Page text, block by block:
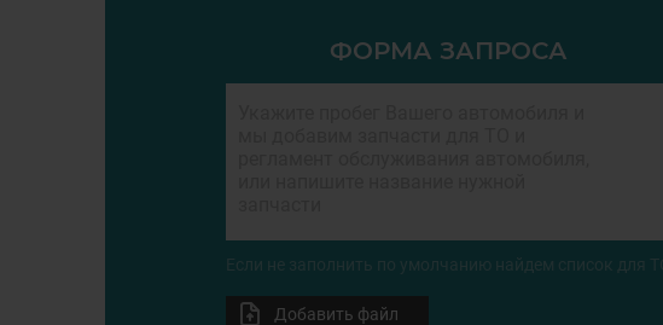
ФОРМА ЗАПРОСА
Если не заполнить по умолчанию найдем список для ТО
Добавить файл